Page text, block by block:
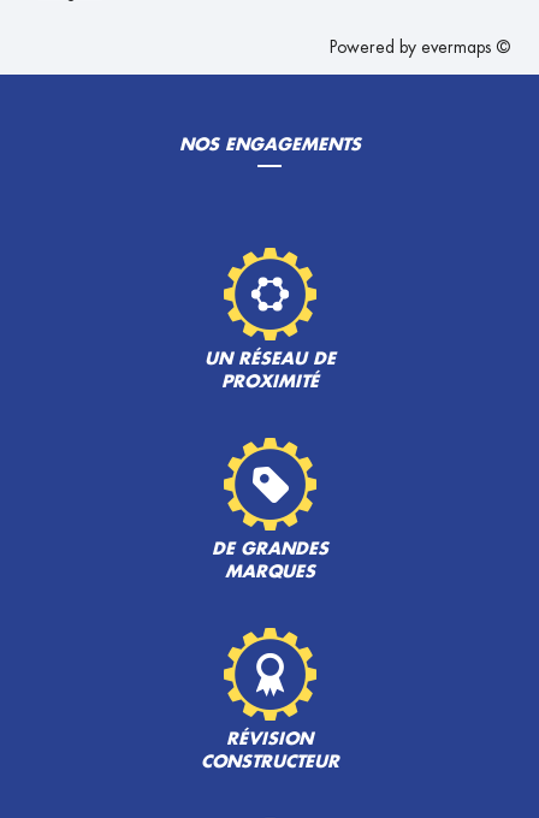
Powered by evermaps ©
NOS ENGAGEMENTS
UN RÉSEAU DE
PROXIMITÉ
DE GRANDES
MARQUES
RÉVISION
CONSTRUCTEUR